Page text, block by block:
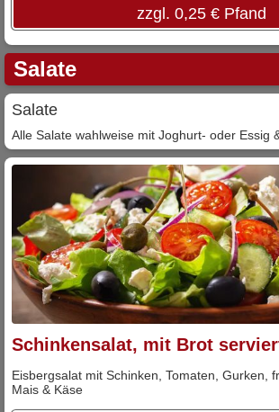
zzgl. 0,25 € Pfand
Salate
Salate
Alle Salate wahlweise mit Joghurt- oder Essig
Schinkensalat, mit Brot
Eisbergsalat mit Schinken, Tomaten, Gurken,
Mais & Käse